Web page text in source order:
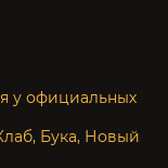
у официальных
Бука, Новый